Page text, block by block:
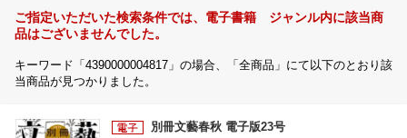
ご指定いただいた検索条件では、電子書籍 ジャンル内に該当商
品はございませんでした。
キーワード「4390000004817」の場合、「全商品」にて以下のとおり該
当商品が見つかりました。
別冊文藝春秋 電子版23号